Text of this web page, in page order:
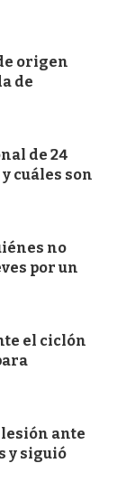
origen
de
de 24
cuáles son
no
por un
el ciclón
ante
y siguió